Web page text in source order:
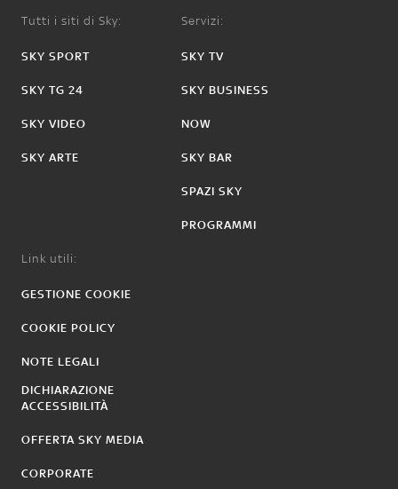
Tutti i siti di Sky:
SKY SPORT
SKY TG 24
SKY VIDEO
SKY ARTE
Servizi:
SKY TV
SKY BUSINESS
NOW
SKY BAR
SPAZI SKY
PROGRAMMI
Link utili:
GESTIONE COOKIE
COOKIE POLICY
NOTE LEGALI
DICHIARAZIONE
ACCESSIBILITÀ
OFFERTA SKY MEDIA
CORPORATE